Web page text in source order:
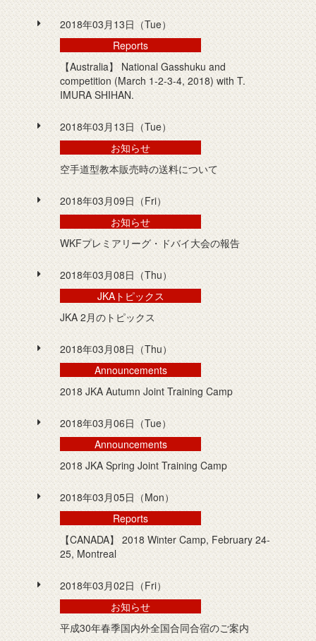
2018年03月13日（Tue）
Reports
【Australia】 National Gasshuku and
competition (March 1-2-3-4, 2018) with T.
IMURA SHIHAN.
2018年03月13日（Tue）
お知らせ
空手道型教本販売時の送料について
2018年03月09日（Fri）
お知らせ
WKFプレミアリーグ・ドバイ大会の報告
2018年03月08日（Thu）
JKAトピックス
JKA 2月のトピックス
2018年03月08日（Thu）
Announcements
2018 JKA Autumn Joint Training Camp
2018年03月06日（Tue）
Announcements
2018 JKA Spring Joint Training Camp
2018年03月05日（Mon）
Reports
【CANADA】 2018 Winter Camp, February 24-
25, Montreal
2018年03月02日（Fri）
お知らせ
平成30年春季国内外全国合同合宿のご案内